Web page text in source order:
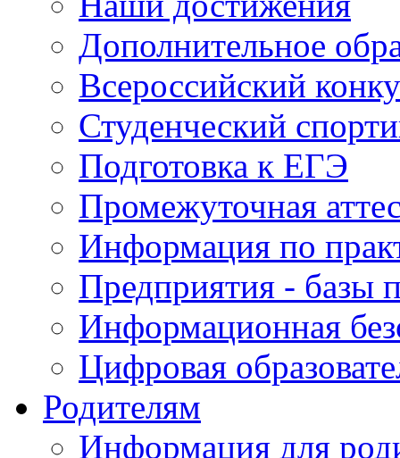
Дополнительное
Всероссийский
Студенческий
Подготовка к ЕГЭ
Промежуточная
Информация по
Предприятия - базы
Информационная
Цифровая
Родителям
Информация для